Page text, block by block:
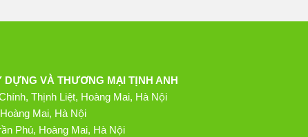
VÀ THƯƠNG MẠI TỊNH ANH
Thịnh Liệt, Hoàng Mai, Hà Nội
Mai, Hà Nội
Phú, Hoàng Mai, Hà Nội